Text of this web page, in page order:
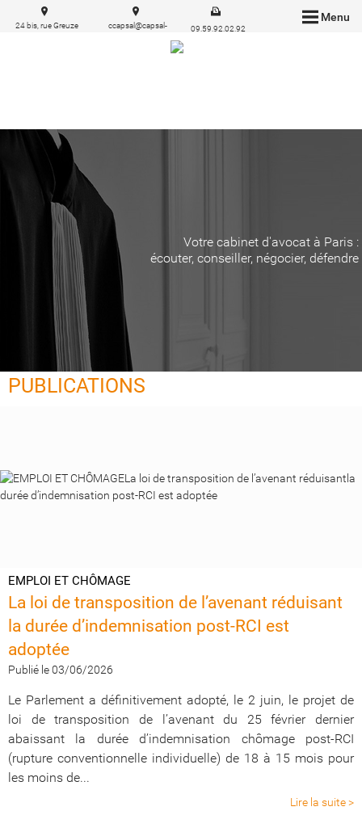
Menu
24 bis, rue Greuze
ccapsal@capsal-
09.59.92.02.92
Votre cabinet d'avocat à Paris :
écouter, conseiller, négocier, défendre
PUBLICATIONS
EMPLOI ET CHÔMAGE
La loi de transposition de l’avenant réduisant
la durée d’indemnisation post-RCI est
adoptée
Publié le 03/06/2026
Le Parlement a définitivement adopté, le 2 juin, le projet de
loi de transposition de l’avenant du 25 février dernier
abaissant la durée d’indemnisation chômage post-RCI
(rupture conventionnelle individuelle) de 18 à 15 mois pour
les moins de...
Lire la suite >